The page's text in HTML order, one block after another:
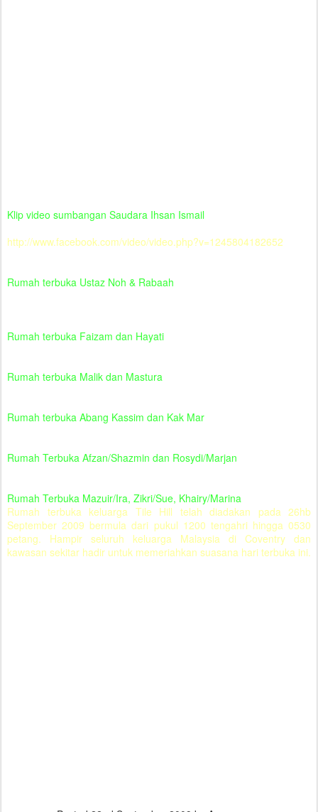
Klip video sumbangan Saudara Ihsan Ismail
http://www.facebook.com/video/video.php?v=1245804182652
Rumah terbuka Ustaz Noh & Rabaah
Rumah terbuka Faizam dan Hayati
Rumah terbuka Malik dan Mastura
Rumah terbuka Abang Kassim dan Kak Mar
Rumah Terbuka Afzan/Shazmin dan Rosydi/Marjan
Rumah Terbuka Mazuir/Ira, Zikri/Sue, Khairy/Marina
Rumah terbuka keluarga Tile Hill telah diadakan pada 26hb
September 2009 bermula dari pukul 1200 tengahri hingga 0530
petang. Hampir seluruh keluarga Malaysia di Coventry dan
kawasan sekitar hadir untuk memeriahkan suasana hari terbuka ini.